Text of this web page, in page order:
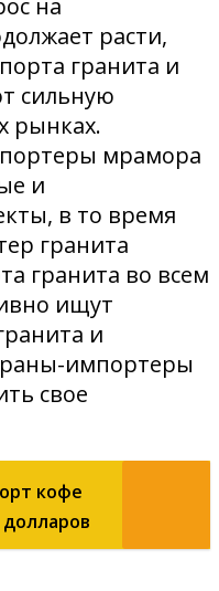
на
расти,
гранита и
сильную
рынках.
мрамора
и
в то время
гранита
гранита во всем
ищут
и
импортеры
свое
кофе